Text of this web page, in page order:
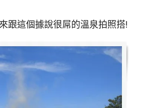
跟這個據說很屌的溫泉拍照搭!